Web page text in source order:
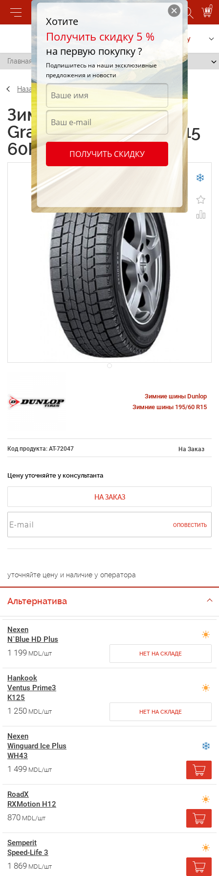
0
Позвонить Заказать услугу
Главная / Dunlop Graspic DS3 195/60 R15 60R
Назад
Зимние шины Dunlop
Graspic DS3 195/60 R15
60R
Зимние шины Dunlop
Зимние шины 195/60 R15
Код продукта: AT-72047 На Заказ
Цену уточняйте у консультанта
НА ЗАКАЗ
ОПОВЕСТИТЬ
уточняйте цену и наличие у оператора
Альтернатива
Nexen
N`Blue HD Plus
1 199 MDL/шт НЕТ НА СКЛАДЕ
Hankook
Ventus Prime3
K125
1 250 MDL/шт НЕТ НА СКЛАДЕ
Nexen
Winguard Ice Plus
WH43
1 499 MDL/шт
RoadX
RXMotion H12
870 MDL/шт
Semperit
Speed-Life 3
1 869 MDL/шт
Хотите
Получить скидку 5 %
на первую покупку ?
Подпишитесь на наши эксклюзивные
предложения и новости
ПОЛУЧИТЬ СКИДКУ